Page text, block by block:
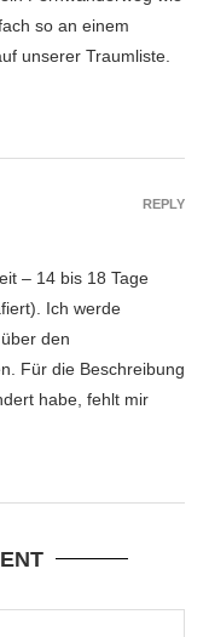
so an einem
unserer Traumliste.
– 14 bis 18 Tage
Ich werde
den
Für die Beschreibung
habe, fehlt mir
REPLY